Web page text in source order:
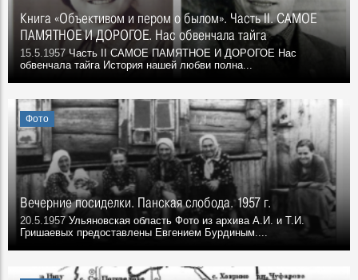
Книга «Объективом и пером о былом». Часть II. САМОЕ
ПАМЯТНОЕ И ДОРОГОЕ. Нас обвенчала тайга
15.5.1957 Часть II САМОЕ ПАМЯТНОЕ И ДОРОГОЕ Нас
обвенчала тайга История нашей любви полна...
Фото
Вечерние посиделки. Панская слобода. 1957 г.
20.5.1957Ульяновская область Фото из архива А.И. и Т.И.
Гришаевых предоставлены Евгением Бурдиным....